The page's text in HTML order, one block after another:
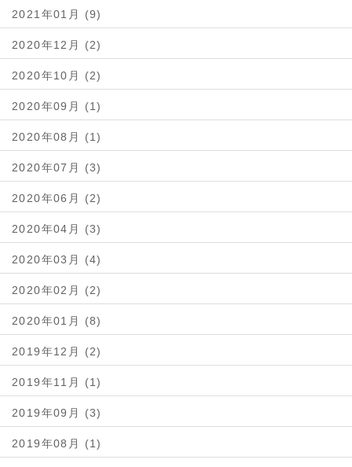
2021年01月 (9)
2020年12月 (2)
2020年10月 (2)
2020年09月 (1)
2020年08月 (1)
2020年07月 (3)
2020年06月 (2)
2020年04月 (3)
2020年03月 (4)
2020年02月 (2)
2020年01月 (8)
2019年12月 (2)
2019年11月 (1)
2019年09月 (3)
2019年08月 (1)